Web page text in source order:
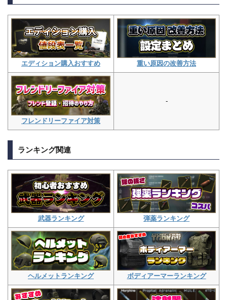
エディション購入おすすめ 重い原因の改善方法
フレンドリーファイア対策
-
ランキング関連
武器ランキング 弾薬ランキング
ヘルメットランキング ボディアーマーランキング